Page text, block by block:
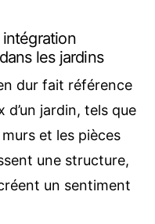
les jardins
dur fait référence
jardin, tels que
et les pièces
une structure,
un sentiment